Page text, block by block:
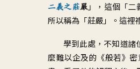
二義之莊嚴」，這個「二
所以稱為「莊嚴」。這裡
學到此處，不知道諸
麼難以企及的《般若》